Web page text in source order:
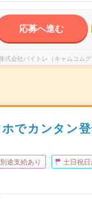
応募へ進む
式会社バイトレ（キャムコムグ
でカンタン
途支給あり 土日祝